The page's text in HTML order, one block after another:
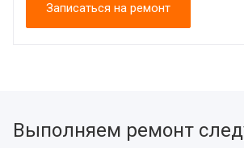
Записаться на ремонт
Выполняем ремонт